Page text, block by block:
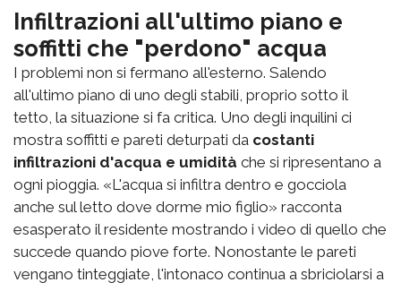
Infiltrazioni all'ultimo piano e
soffitti che "perdono" acqua
I problemi non si fermano all'esterno. Salendo
all'ultimo piano di uno degli stabili, proprio sotto il
tetto, la situazione si fa critica. Uno degli inquilini ci
mostra soffitti e pareti deturpati da costanti
infiltrazioni d'acqua e umidità che si ripresentano a
ogni pioggia. «L'acqua si infiltra dentro e gocciola
anche sul letto dove dorme mio figlio» racconta
esasperato il residente mostrando i video di quello che
succede quando piove forte. Nonostante le pareti
vengano tinteggiate, l'intonaco continua a sbriciolarsi a